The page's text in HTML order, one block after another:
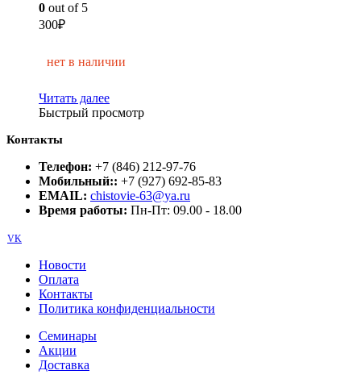
0 out of 5
300₽
нет в наличии
Читать далее
Быстрый просмотр
Контакты
Телефон: +7 (846) 212-97-76
Мобильный:: +7 (927) 692-85-83
EMAIL: chistovie-63@ya.ru
Время работы: Пн-Пт: 09.00 - 18.00
VK
Новости
Оплата
Контакты
Политика конфиденциальности
Семинары
Акции
Доставка